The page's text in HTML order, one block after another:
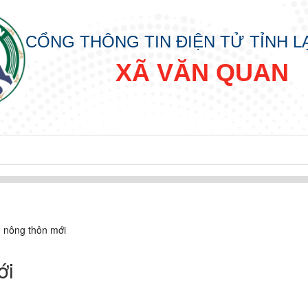
CỔNG THÔNG TIN ĐIỆN TỬ TỈNH
XÃ VĂN QUAN
nông thôn mới